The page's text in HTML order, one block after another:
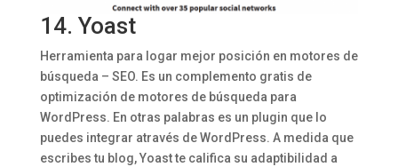
14. Yoast
Herramienta para logar mejor posición en motores de
búsqueda – SEO. Es un complemento gratis de
optimización de motores de búsqueda para
WordPress. En otras palabras es un plugin que lo
puedes integrar através de WordPress. A medida que
escribes tu blog, Yoast te califica su adaptibilidad a